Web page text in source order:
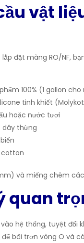
vật
đặt màng RO/NF,
100% (1 gallon
tinh khiết
hoặc nước tươi
dây thừng
cotton
mm) và miếng chêm
quan
hệ thống, tuyệt đối
bôi trơn vòng O và